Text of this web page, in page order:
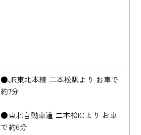
●JR東北本線 二本松駅より お車で
約7分
●東北自動車道 二本松ICより お車
で約6分